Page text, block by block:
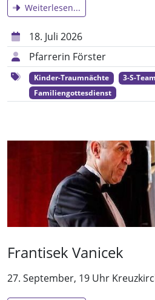
Weiterlesen...
18. Juli 2026
Pfarrerin Förster
Kinder-Traumnächte
3-S-
Familiengottesdienst
Frantisek Vanicek
27. September, 19 Uhr